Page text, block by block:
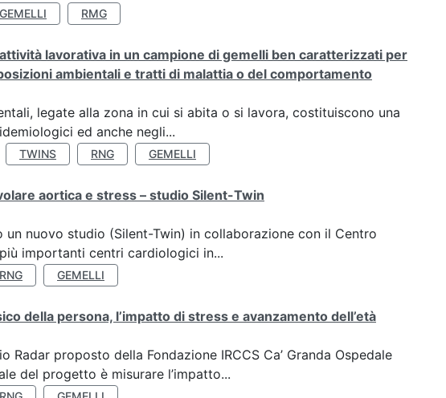
GEMELLI RMG
lavorativa in un campione di gemelli ben caratterizzati per
ambientali e tratti di malattia o del comportamento
legate alla zona in cui si abita o si lavora, costituiscono una
ed anche negli...
TWINS RNG GEMELLI
aortica e stress – studio Silent-Twin
un nuovo studio (Silent-Twin) in collaborazione con il Centro
importanti centri cardiologici in...
RNG GEMELLI
della persona, l’impatto di stress e avanzamento dell’età
proposto della Fondazione IRCCS Ca’ Granda Ospedale
del progetto è misurare l’impatto...